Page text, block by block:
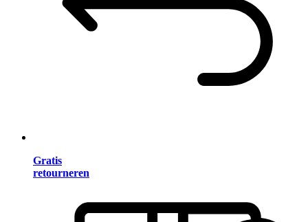
Gratis
retourneren